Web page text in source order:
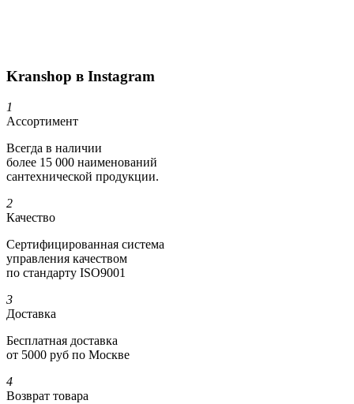
Kranshop в Instagram
1
Ассортимент
Всегда в наличии
более 15 000 наименований
сантехнической продукции.
2
Качество
Сертифициро­ванная система
управления качеством
по стандарту ISO9001
3
Доставка
Бесплатная доставка
от 5000 руб по Москве
4
Возврат товара